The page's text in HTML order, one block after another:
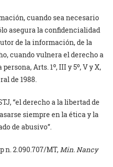
cuando sea necesario
asegura la confidencialidad
de la información, de la
cuando vulnera el derecho a
Arts. 1º, III y 5º, V y X,
de 1988.
“el derecho a la libertad de
siempre en la ética y la
de abusivo”.
n. 2.090.707/MT,Min. Nancy